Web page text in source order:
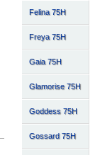
Felina 75H
Freya 75H
Gaia 75H
Glamorise 75H
Goddess 75H
Gossard 75H